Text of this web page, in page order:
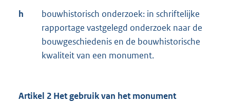
h
bouwhistorisch onderzoek: in schriftelijke
rapportage vastgelegd onderzoek naar de
bouwgeschiedenis en de bouwhistorische
kwaliteit van een monument.
Artikel 2 Het gebruik van het monument